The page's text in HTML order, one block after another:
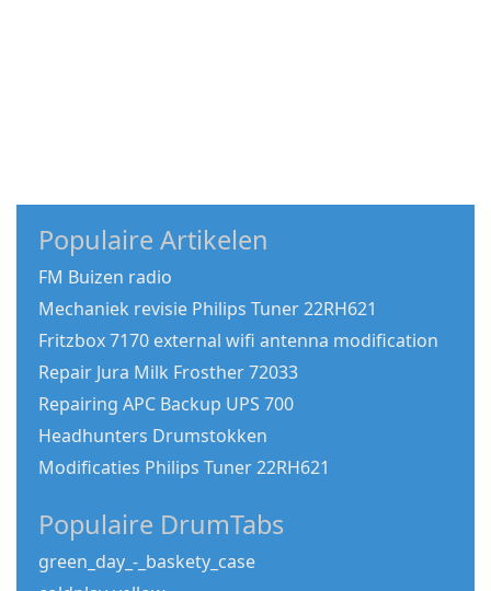
Populaire Artikelen
FM Buizen radio
Mechaniek revisie Philips Tuner 22RH621
Fritzbox 7170 external wifi antenna modification
Repair Jura Milk Frosther 72033
Repairing APC Backup UPS 700
Headhunters Drumstokken
Modificaties Philips Tuner 22RH621
Populaire DrumTabs
green_day_-_baskety_case